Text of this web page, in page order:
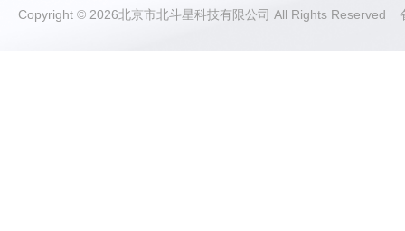
Copyright © 2026北京市北斗星科技有限公司 All Rights Reserved